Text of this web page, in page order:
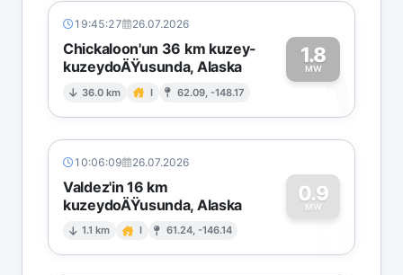
19:45:27 26.07.2026
Chickaloon'un 36 km kuzey-
kuzeydoÄŸusunda, Alaska
36.0 km I 62.09, -148.17
1.8
MW1
10:06:09 26.07.2026
Valdez'in 16 km
kuzeydoÄŸusunda, Alaska
1.1 km I 61.24, -146.14
0.9
MW
0